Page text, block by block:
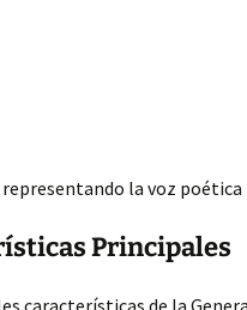
representando la voz poética
Principales
características de la